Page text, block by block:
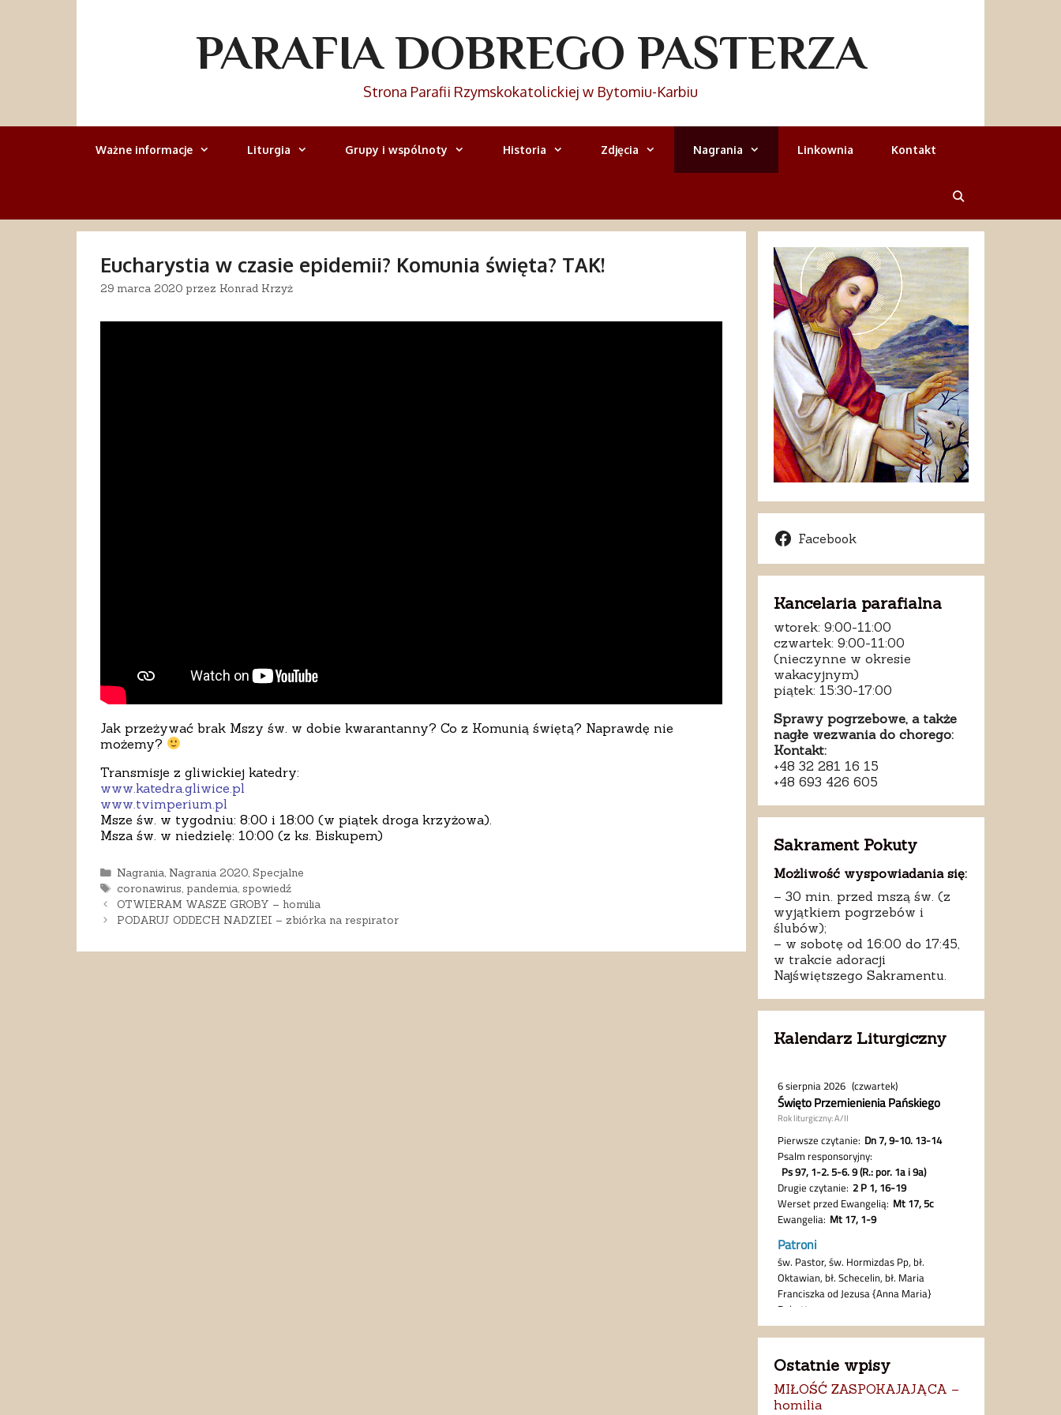
PARAFIA DOBREGO PASTERZA
Strona Parafii Rzymskokatolickiej w Bytomiu-Karbiu
Ważne informacje Liturgia Grupy i wspólnoty Historia Zdjęcia Nagrania Linkownia Kontakt
Eucharystia w czasie epidemii? Komunia święta? TAK!
29 marca 2020 przez Konrad Krzyż
Jak przeżywać brak Mszy św. w dobie kwarantanny? Co z Komunią świętą? Naprawdę nie
możemy?
Transmisje z gliwickiej katedry:
www.katedra.gliwice.pl
www.tvimperium.pl
Msze św. w tygodniu: 8:00 i 18:00 (w piątek droga krzyżowa).
Msza św. w niedzielę: 10:00 (z ks. Biskupem)
Kategorie
Nagrania,Nagrania 2020,Specjalne
Tagi
coronawirus, pandemia,spowiedź
OTWIERAM WASZE GROBY – homilia
PODARUJ ODDECH NADZIEI – zbiórka na respirator
Facebook
Kancelaria parafialna
wtorek: 9:00-11:00
czwartek: 9:00-11:00
(nieczynne w okresie
wakacyjnym)
piątek: 15:30-17:00
Sprawy pogrzebowe, a także
nagłe wezwania do chorego:
Kontakt:
+48 32 281 16 15
+48 693 426 605
Sakrament Pokuty
Możliwość wyspowiadania się:
– 30 min. przed mszą św. (z
wyjątkiem pogrzebów i
ślubów);
– w sobotę od 16:00 do 17:45,
w trakcie adoracji
Najświętszego Sakramentu.
Kalendarz Liturgiczny
Ostatnie wpisy
MIŁOŚĆ ZASPOKAJAJĄCA –
homilia